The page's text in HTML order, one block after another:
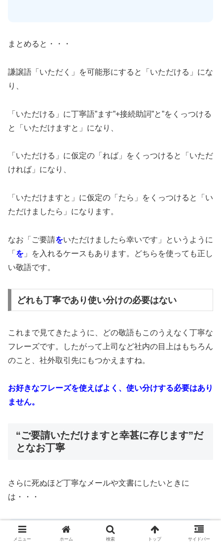
まとめると・・・
謙譲語「いただく」を可能形にすると「いただける」にな
り、
「いただける」に丁寧語”ます”+接続助詞”と”をくっつける
と「いただけますと」になり、
「いただける」に仮定の「れば」をくっつけると「いただ
ければ」になり、
「いただけますと」に仮定の「たら」をくっつけると「い
ただけましたら」になります。
なお「ご要請をいただけましたら幸いです」というように
「 を 」を入れるケースもあります。どちらを使っても正し
い敬語です。
どれも丁寧であり使い分けの必要はない
これまで見てきたように、どの敬語もこのうえなく丁寧な
フレーズです。したがって上司など社内の目上はもちろん
のこと、社外取引先にもつかえますね。
お好きなフレーズを使えばよく、使い分けする必要はあり
ません。
“ご要請いただけますと幸甚に存じます”だ
となお丁寧
さらに死ぬほど丁寧なメールや文書にしたいときに
は・・・
「幸い」ではなく「幸甚（こうじん）」をつかい、
メニュー ホーム 検索 トップ サイドバー